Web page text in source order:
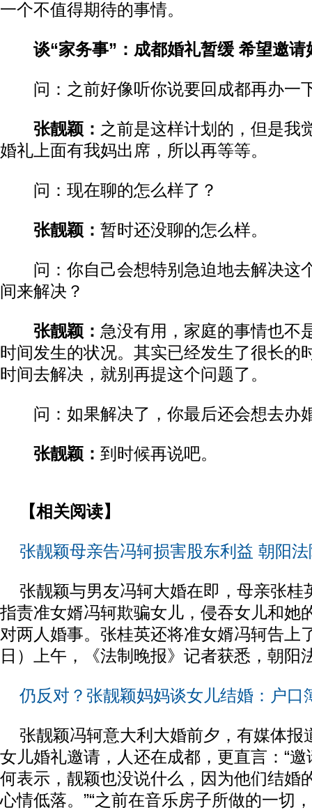
一个不值得期待的事情。
谈“家务事”：成都婚礼暂缓 希望邀请
问：之前好像听你说要回成都再办一
张靓颖： 之前是这样计划的，但是我
婚礼上面有我妈出席，所以再等等。
问：现在聊的怎么样了？
张靓颖： 暂时还没聊的怎么样。
问：你自己会想特别急迫地去解决这
间来解决？
张靓颖： 急没有用，家庭的事情也不
时间发生的状况。其实已经发生了很长的
时间去解决，就别再提这个问题了。
问：如果解决了，你最后还会想去办
张靓颖： 到时候再说吧。
【相关阅读】
张靓颖母亲告冯轲损害股东利益 朝阳
张靓颖与男友冯轲大婚在即，母亲张桂
指责准女婿冯轲欺骗女儿，侵吞女儿和她
对两人婚事。张桂英还将准女婿冯轲告上
日）上午，《法制晚报》记者获悉，朝阳
仍反对？张靓颖妈妈谈女儿结婚：户口
张靓颖冯轲意大利大婚前夕，有媒体报
女儿婚礼邀请，人还在成都，更直言：“
何表示，靓颖也没说什么，因为他们结婚
心情低落。”“之前在音乐房子所做的一切